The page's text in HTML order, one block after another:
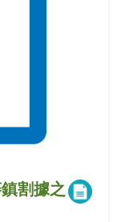
割據之